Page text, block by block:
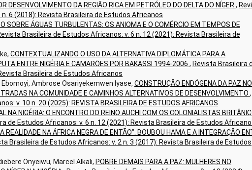
DESENVOLVIMENTO DA REGIÃO RICA EM PETRÓLEO DO DELTA DO NÍGER,
6 (2018): Revista Brasileira de Estudos Africanos
SOBRE ÁGUAS TURBULENTAS: OS ANIOMA E O COMÉRCIO EM TEMPOS DE
Brasileira de Estudos Africanos: v. 6 n. 12 (2021): Revista Brasileira de
CONTEXTUALIZANDO O USO DA ALTERNATIVA DIPLOMÁTICA PARA A
ENTRE NIGÉRIA E CAMARÕES POR BAKASSI 1994-2006 , Revista Brasileira
Brasileira de Estudos Africanos
Ambrose Osariyekemwen Iyase, CONSTRUÇÃO ENDÓGENA DA PAZ NO
NA COMUNIDADE E CAMINHOS ALTERNATIVOS DE DESENVOLVIMENTO ,
v. 10 n. 20 (2025): REVISTA BRASILEIRA DE ESTUDOS AFRICANOS
NA NIGÉRIA: O ENCONTRO DO REINO AUCHI COM OS COLONIALISTAS
de Estudos Africanos: v. 6 n. 12 (2021): Revista Brasileira de Estudos
REALIDADE NA ÁFRICA NEGRA DE ENTÃO”: BOUBOU HAMA E A INTEGRAÇÃO
Brasileira de Estudos Africanos: v. 2 n. 3 (2017): Revista Brasileira de Estudos
Onyeiwu, Marcel Alkali, POBRE DEMAIS PARA A PAZ: MULHERES NO